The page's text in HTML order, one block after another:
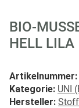
BIO-
HELL LILA
Artikelnummer:
Kategorie: UNI
Hersteller: